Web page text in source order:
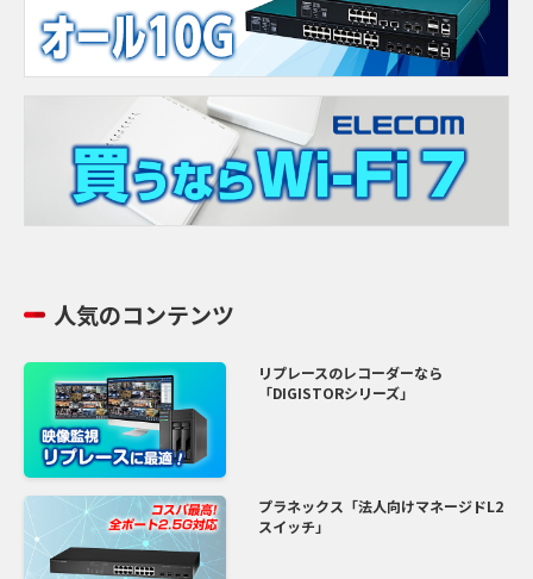
人気のコンテンツ
リプレースのレコーダーなら
「DIGISTORシリーズ」
プラネックス「法人向けマネージドL2
スイッチ」